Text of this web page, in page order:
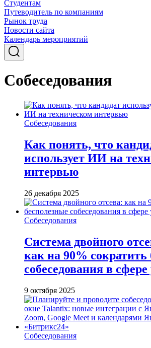
Студентам
Путеводитель по компаниям
Рынок труда
Новости сайта
Календарь мероприятий
Собеседования
Собеседования
Как понять, что
использует ИИ на
интервью
26 декабря 2025
Собеседования
Система двойного
как на 90% сократить
собеседования в сфере
9 октября 2025
Собеседования